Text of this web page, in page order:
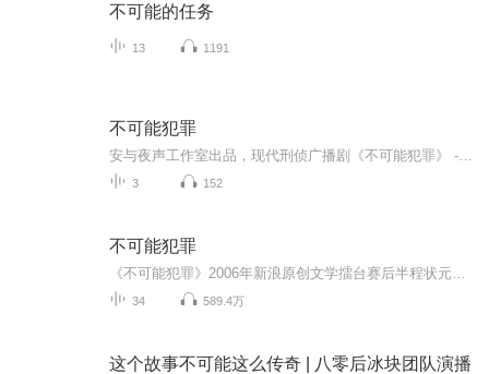
不可能的任务
13 1191
不可能犯罪
3 152
不可能犯罪
34 589.4万
这个故事不可能这么传奇 | 八零后冰块团队演播